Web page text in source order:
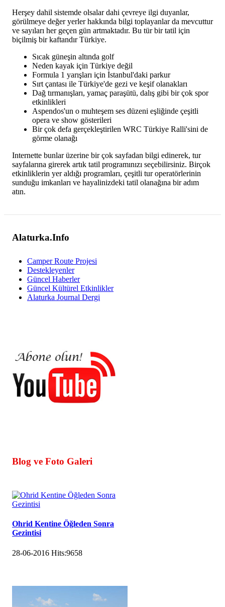
Herşey dahil sistemde olsalar dahi çevreye ilgi duyanlar,
görülmeye değer yerler hakkında bilgi toplayanlar da mevcuttur
ve sayıları her geçen gün artmaktadır. Bu tür bir tatil için
biçilmiş bir kaftandır Türkiye.
Sıcak güneşin altında golf
Neden kayak için Türkiye değil
Formula 1 yarışları için İstanbul'daki parkur
Sırt çantası ile Türkiye'de gezi ve keşif olanakları
Dağ tırmanışları, yamaç paraşütü, dalış gibi bir çok spor
etkinlikleri
Aspendos'un o muhteşem ses düzeni eşliğinde çeşitli
opera ve show gösterileri
Bir çok defa gerçekleştirilen WRC Türkiye Ralli'sini de
görme olanağı
Internette bunlar üzerine bir çok sayfadan bilgi edinerek, tur
sayfalarına girerek artık tatil programınızı seçebilirsiniz. Birçok
etkinliklerin yer aldığı programları, çeşitli tur operatörlerinin
sunduğu imkanları ve hayalinizdeki tatil olanağına bir adım
atın.
Alaturka.Info
Camper Route Projesi
Destekleyenler
Güncel Haberler
Güncel Kültürel Etkinlikler
Alaturka Journal Dergi
Blog ve Foto Galeri
Ohrid Kentine Öğleden Sonra
Gezintisi
28-06-2016 Hits:9658